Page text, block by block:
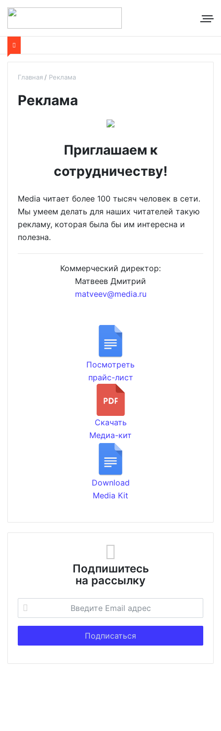
Главная Реклама
Реклама
Приглашаем к
сотрудничеству!
Media читает более 100 тысяч человек в сети.
Мы умеем делать для наших читателей такую
рекламу, которая была бы им интересна и
полезна.
Коммерческий директор:
Матвеев Дмитрий
matveev@media.ru
Посмотреть
прайс-лист
Скачать
Медиа-кит
Download
Media Kit
Подпишитесь
на рассылку